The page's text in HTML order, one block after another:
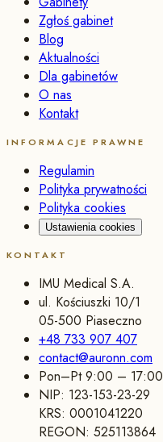
Zgłoś gabinet
Blog
Aktualności
Dla gabinetów
O nas
Kontakt
INFORMACJE PRAWNE
Regulamin
Polityka prywatności
Polityka cookies
Ustawienia cookies
KONTAKT
IMU Medical S.A.
ul. Kościuszki 10/1
05-500 Piaseczno
+48 733 907 407
contact@auronn.com
Pon–Pt 9:00 – 17:00
NIP: 123-153-23-29
KRS: 0001041220
REGON: 525113864